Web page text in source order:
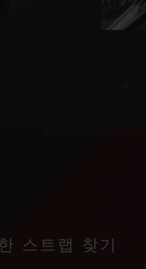
스트랩 찾기